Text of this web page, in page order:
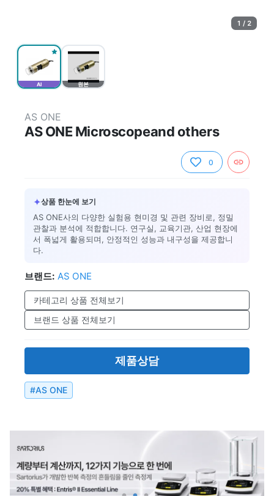
AI 원본
1 / 2
AS ONE
AS ONE Microscopeand others
0
✦상품 한눈에 보기
AS ONE사의 다양한 실험용 현미경 및 관련 장비로, 정밀
관찰과 분석에 적합합니다. 연구실, 교육기관, 산업 현장에
서 폭넓게 활용되며, 안정적인 성능과 내구성을 제공합니
다.
브랜드: AS ONE
카테고리 상품 전체보기
브랜드 상품 전체보기
제품상담
#AS ONE